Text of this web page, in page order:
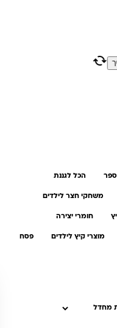
הכל לגננת
משחקי חצר לילדים
חומרי יצירה
מוצרי קיץ לילדים